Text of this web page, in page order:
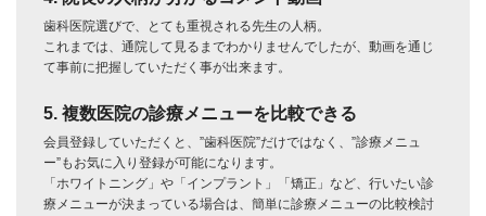
歯科医院選びで、とても重視される先生の人柄。
これまでは、通院して見るまでわかりませんでしたが、動画を通じ
て事前に把握していただく事が出来ます。
5. 複数医院の診療メニューを比較できる
会員登録していただくと、”歯科医院”だけではなく、”診療メニュ
ー”もお気に入り登録が可能になります。
「ホワイトニング」や「インプラント」「矯正」など、行いたい診
療メニューが決まっている場合は、簡単に診療メニューの比較検討